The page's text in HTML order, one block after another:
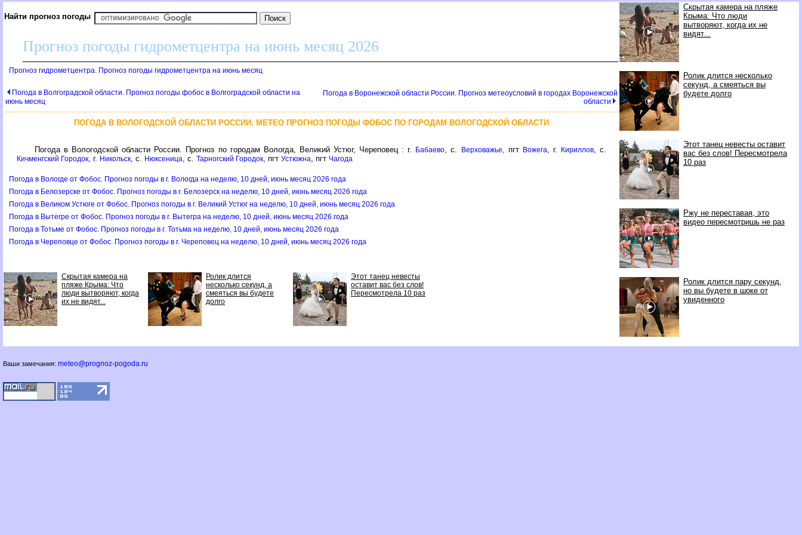
Найти прогноз погоды
Скрытая камера на пляже
Крыма: Что люди
вытворяют, когда их не
видят...
Ролик длится несколько
секунд, а смеяться вы
будете долго
Этот танец невесты оставит
вас без слов! Пересмотрела
10 раз
Ржу не переставая, это
видео пересмотришь не раз
Ролик длится пару секунд,
но вы будете в шоке от
увиденного
Прогноз погоды гидрометцентра на июнь месяц 2026
Прогноз гидрометцентра. Прогноз погоды гидрометцентра на июнь месяц
Погода в Волгоградской области. Прогноз погоды фобос в Волгоградской области на
июнь месяц
Погода в Воронежской области России. Прогноз метеоусловий в городах Воронежской
области
ПОГОДА В ВОЛОГОДСКОЙ ОБЛАСТИ РОССИИ. МЕТЕО ПРОГНОЗ ПОГОДЫ ФОБОС ПО ГОРОДАМ ВОЛОГОДСКОЙ ОБЛАСТИ
Погода в Вологодской области России. Прогноз по городам Вологда, Великий Устюг, Череповец : г. Бабаево , с. Верховажье , пгт Вожега , г. Кириллов, с.
Кичменгский Городок , г. Никольск , с. Нюксеница , с. Тарногский Городок , пгт Устюжна , пгт Чагода
Погода в Вологде от Фобос. Прогноз погоды в г. Вологда на неделю, 10 дней, июнь месяц 2026 года
Погода в Белозерске от Фобос. Прогноз погоды в г. Белозерск на неделю, 10 дней, июнь месяц 2026 года
Погода в Великом Устюге от Фобос. Прогноз погоды в г. Великий Устюг на неделю, 10 дней, июнь месяц 2026 года
Погода в Вытегре от Фобос. Прогноз погоды в г. Вытегра на неделю, 10 дней, июнь месяц 2026 года
Погода в Тотьме от Фобос. Прогноз погоды в г. Тотьма на неделю, 10 дней, июнь месяц 2026 года
Погода в Череповце от Фобос. Прогноз погоды в г. Череповец на неделю, 10 дней, июнь месяц 2026 года
Скрытая камера на
пляже Крыма: Что
люди вытворяют, когда
их не видят...
Ролик длится
несколько секунд, а
смеяться вы будете
долго
Этот танец невесты
оставит вас без слов!
Пересмотрела 10 раз
Ваши замечания: meteo@prognoz-pogoda.ru